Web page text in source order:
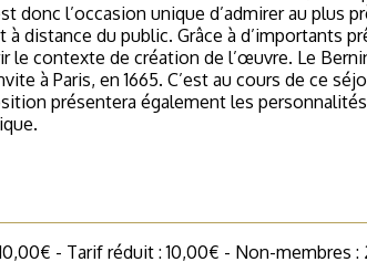
donc l’occasion unique d’admirer au plus
distance du public. Grâce à d’importants
contexte de création de l’œuvre. Le
à Paris, en 1665. C’est au cours de ce
présentera également les
- Tarif réduit : 10,00€ - Non-membres :